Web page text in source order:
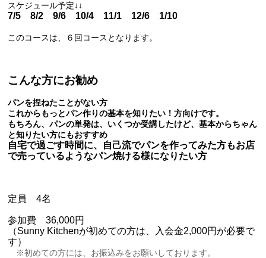
スケジュール予定↓↓
7/5 8/2 9/6 10/4 11/1 12/6 1/10
このコースは、６回コースとなります。
こんな方にお勧め
パンを捏ねたことがない方
これからもっとパン作りの基本を知りたい！方向けです。
もちろん、パンの単発は、いくつか受講したけど、基本からちゃん
と知りたい方にもおすすめ
自宅で過ごす時間に、自己流でパンを作ってみた方もお店
で売っているようなパン焼ける様になりたい方
定員 4名
参加費 36,000円
（Sunny Kitchenが初めての方は、入会金2,000円が必要で
す）
※初めての方には、お振込みをお願いしております。